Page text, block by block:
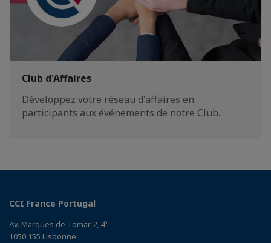
Club d'Affaires
Développez votre réseau d'affaires en
participants aux événements de notre Club.
CCI France Portugal
Av. Marques de Tomar 2, 4º
1050 155 Lisbonne